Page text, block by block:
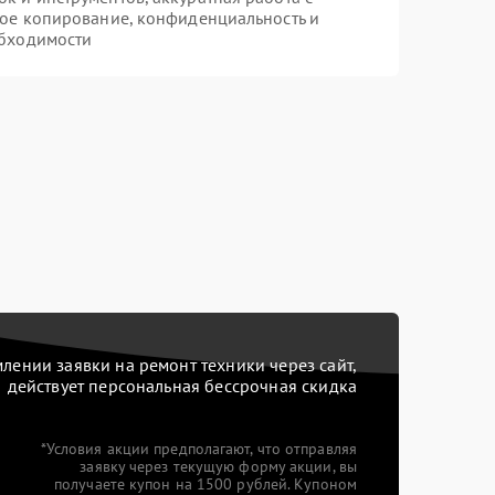
копирование, конфиденциальность и
заявки на ремонт техники через сайт,
действует персональная бессрочная скидка
*Условия акции предполагают, что отправляя
заявку через текущую форму акции, вы
получаете купон на 1500 рублей. Купоном